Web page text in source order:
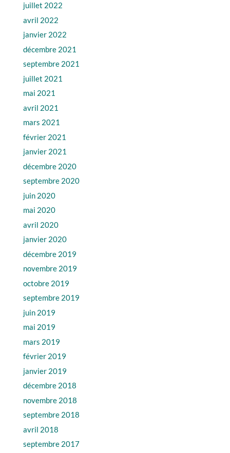
juillet 2022
avril 2022
janvier 2022
décembre 2021
septembre 2021
juillet 2021
mai 2021
avril 2021
mars 2021
février 2021
janvier 2021
décembre 2020
septembre 2020
juin 2020
mai 2020
avril 2020
janvier 2020
décembre 2019
novembre 2019
octobre 2019
septembre 2019
juin 2019
mai 2019
mars 2019
février 2019
janvier 2019
décembre 2018
novembre 2018
septembre 2018
avril 2018
septembre 2017